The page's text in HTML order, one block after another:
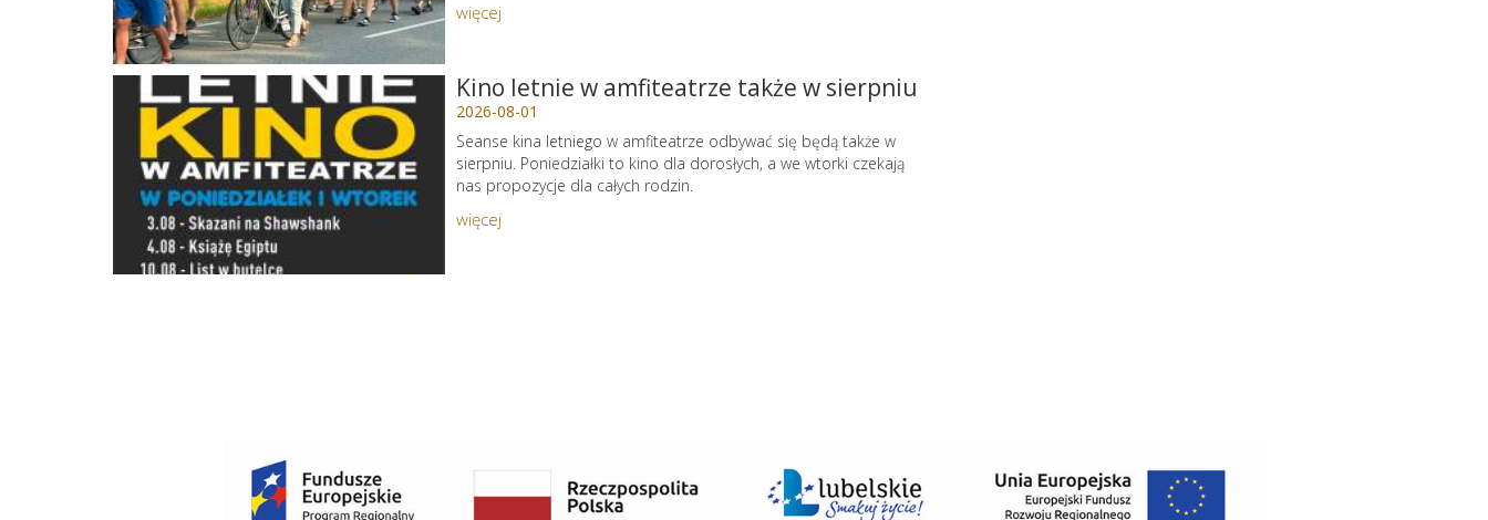
więcej
Kino letnie w amfiteatrze także w sierpniu
2026-08-01
Seanse kina letniego w amfiteatrze odbywać się będą także w
sierpniu. Poniedziałki to kino dla dorosłych, a we wtorki czekają
nas propozycje dla całych rodzin.
więcej